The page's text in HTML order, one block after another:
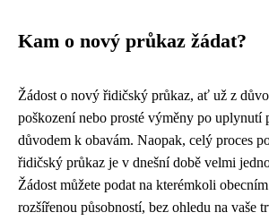
Kam o nový průkaz žádat?
Žádost o nový řidičský průkaz, ať už z
poškození nebo prosté výměny po uplynutí
důvodem k obavám. Naopak, celý proces
řidičský průkaz je v dnešní době velmi
Žádost můžete podat na kterémkoli
rozšířenou působností, bez ohledu na vaše